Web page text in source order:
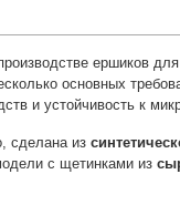
ершиков
основных
и устойчивость к
сделана из
с щетинками из